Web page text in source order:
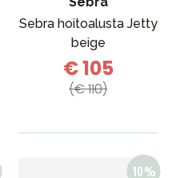
Sebra hoitoalusta Jetty
beige
€ 105
(€ 110)